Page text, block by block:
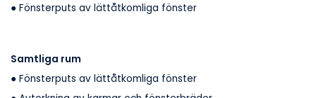
● Fönsterputs av lättåtkomliga fönster
Samtliga rum
● Fönsterputs av lättåtkomliga fönster